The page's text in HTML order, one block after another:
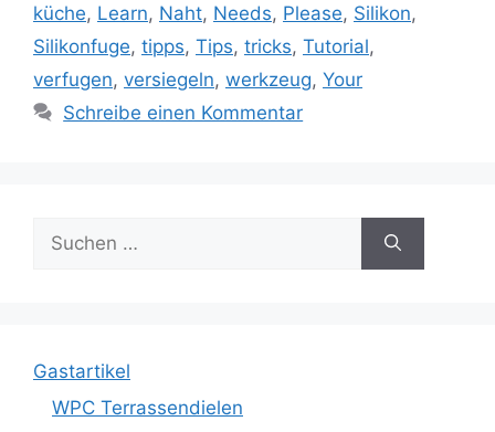
küche, Learn, Naht, Needs, Please, Silikon,
Silikonfuge, tipps, Tips, tricks, Tutorial,
verfugen, versiegeln, werkzeug, Your
Schreibe einen Kommentar
nach:
Gastartikel
WPC Terrassendielen